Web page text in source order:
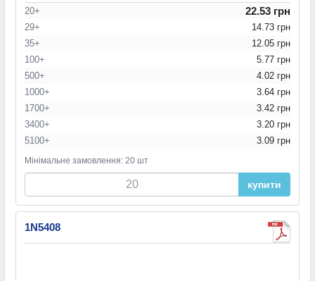
20+ 22.53 грн
29+
14.73 грн
35+
12.05 грн
100+
5.77 грн
500+
4.02 грн
1000+
3.64 грн
1700+
3.42 грн
3400+
3.20 грн
5100+
3.09 грн
Мінімальне замовлення: 20 шт
купити
1N5408